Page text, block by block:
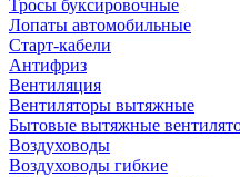
Тросы буксировочные
Лопаты автомобильные
Старт-кабели
Антифриз
Вентиляция
Вентиляторы вытяжные
Бытовые вытяжные
Воздуховоды
Воздуховоды гибкие